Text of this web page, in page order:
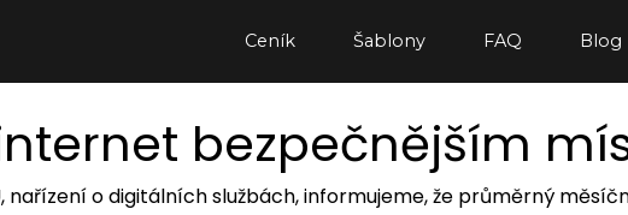
Ceník Šablony FAQ Blog
bezpečnějším
nařízení o digitálních službách, informujeme, že průměrný